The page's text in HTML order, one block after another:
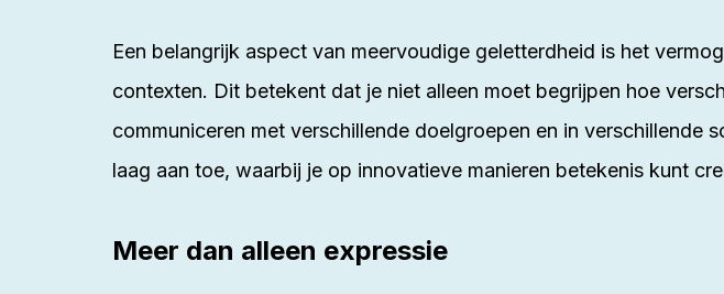
Een belangrijk aspect van meervoudige geletterdheid is het
contexten. Dit betekent dat je niet alleen moet begrijpen hoe
communiceren met verschillende doelgroepen en in verschillende
laag aan toe, waarbij je op innovatieve manieren betekenis kunt
Meer dan alleen expressie